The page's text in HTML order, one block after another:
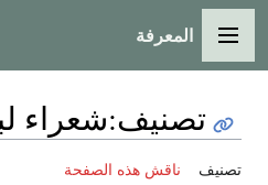
القائمة الرئيسية
المعرفة
تصنيف:شعراء
تصنيف ناقش هذه الصفحة